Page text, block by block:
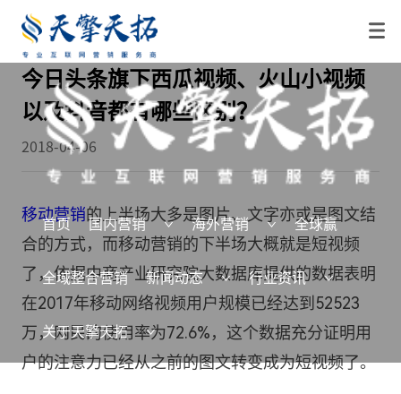
首页 国内营销 海外营销 全球赢
全域整合营销 新闻动态 行业资讯
关于天擎天拓
今日头条旗下西瓜视频、火山小视频
以及抖音都有哪些区别？
2018-04-06
移动营销的上半场大多是图片、文字亦或是图文结
合的方式，而移动营销的下半场大概就是短视频
了，依据中商产业研究院大数据库提供的数据表明
在2017年移动网络视频用户规模已经达到52523
万，网民的使用率为72.6%，这个数据充分证明用
户的注意力已经从之前的图文转变成为短视频了。